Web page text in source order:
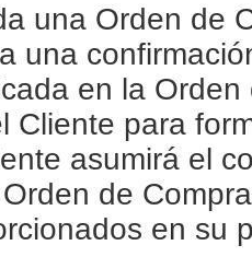
una Orden de
una
en la
Cliente para
asumirá el
de
en su